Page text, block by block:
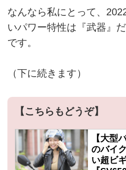
なんなら私にとって、
いパワー特性は『武器』
です。
（下に続きます）
【こちらもどうぞ】
【大型
のバイ
い超ビ